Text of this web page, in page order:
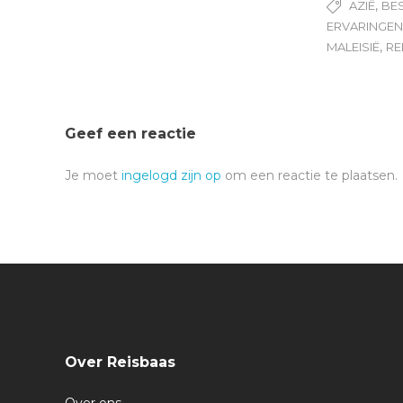
AZIË,
ERVARINGEN
MALEISIË,
Geef een reactie
Je moet ingelogd zijn op om een reactie te plaatsen.
Over Reisbaas